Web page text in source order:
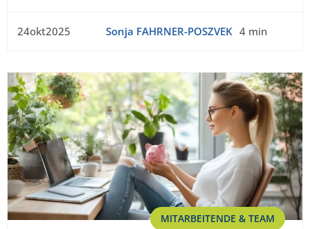
24okt2025 Sonja FAHRNER-POSZVEK 4 min
MITARBEITENDE & TEAM